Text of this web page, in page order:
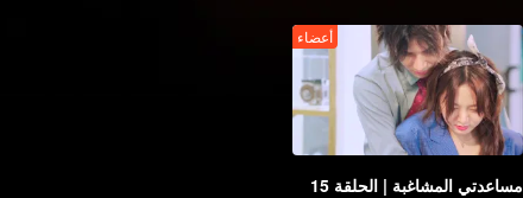
أعضاء
مساعدتي المشاغبة | الحلقة 15